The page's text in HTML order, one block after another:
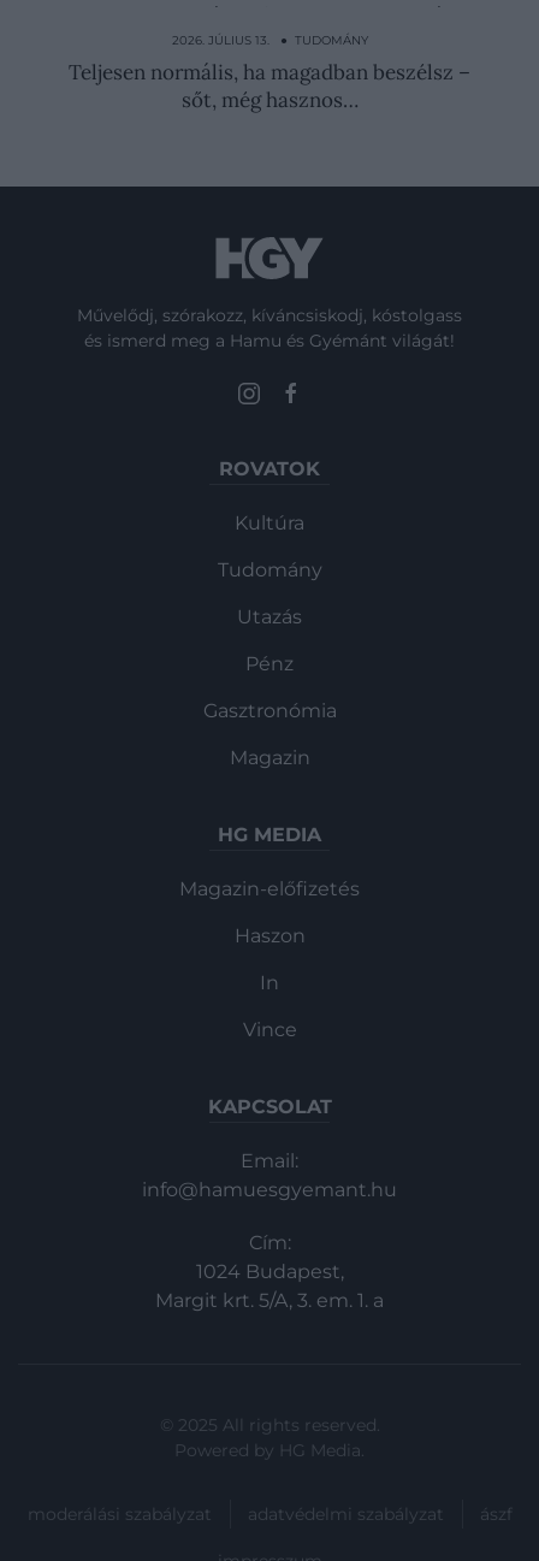
Kötéllel a nyakában őrizte meg a mocsár a
2400 éves…
2026. JÚLIUS 13. ● TUDOMÁNY
Teljesen normális, ha magadban beszélsz –
sőt, még hasznos…
Művelődj, szórakozz, kíváncsiskodj, kóstolgass
és ismerd meg a Hamu és Gyémánt világát!
ROVATOK
Kultúra
Tudomány
Utazás
Pénz
Gasztronómia
Magazin
HG MEDIA
Magazin-előfizetés
Haszon
In
Vince
KAPCSOLAT
Email:
info@hamuesgyemant.hu
Cím:
1024 Budapest,
Margit krt. 5/A, 3. em. 1. a
© 2025 All rights reserved.
Powered by HG Media.
moderálási szabályzat adatvédelmi szabályzat ászf